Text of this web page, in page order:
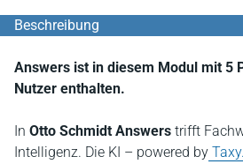
Beschreibung
Answers ist in diesem Modul mit 5
Nutzer enthalten.
In Otto Schmidt Answers trifft
Intelligenz. Die KI – powered by